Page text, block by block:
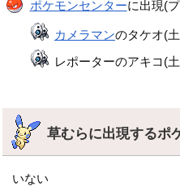
ポケモンセンターに出現(
カメラマンのタケオ(
レポーターのアキコ(
草むらに出現するポ
いない